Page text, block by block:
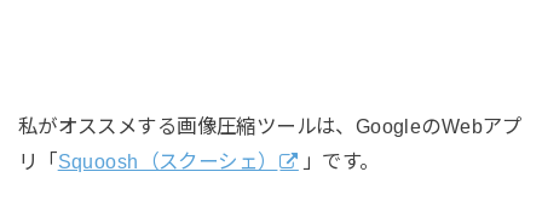
私がオススメする画像圧縮ツールは、GoogleのWebアプ
リ「Squoosh（スクーシェ） 」です。